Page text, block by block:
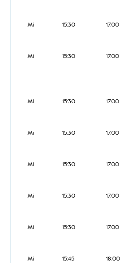
Mi 15:30 17:00
Mi 15:30 17:00
Mi 15:30 17:00
Mi 15:30 17:00
Mi 15:30 17:00
Mi 15:30 17:00
Mi 15:30 17:00
Mi 15:45 18:00